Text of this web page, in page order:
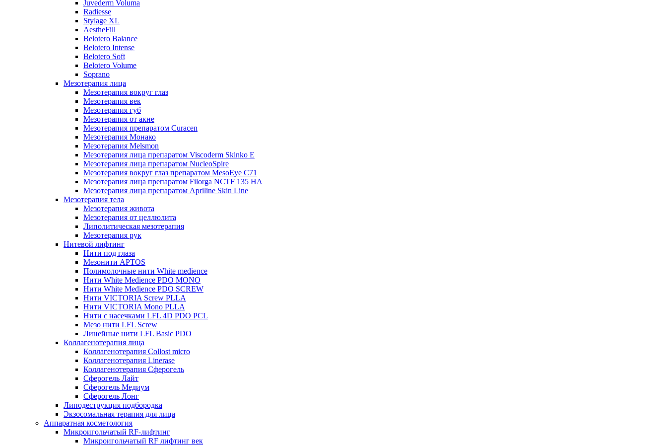
Juvederm Voluma
Radiesse
Stylage XL
AestheFill
Belotero Balance
Belotero Intense
Belotero Soft
Belotero Volume
Soprano
Мезотерапия лица
Мезотерапия вокруг глаз
Мезотерапия век
Мезотерапия губ
Мезотерапия от акне
Мезотерапия препаратом Curacen
Мезотерапия Монако
Мезотерапия Melsmon
Мезотерапия лица препаратом Viscoderm Skinko E
Мезотерапия лица препаратом NucleoSpire
Мезотерапия вокруг глаз препаратом MesoEye С71
Мезотерапия лица препаратом Filorga NCTF 135 HA
Мезотерапия лица препаратом Apriline Skin Line
Мезотерапия тела
Мезотерапия живота
Мезотерапия от целлюлита
Липолитическая мезотерапия
Мезотерапия рук
Нитевой лифтинг
Нити под глаза
Мезонити APTOS
Полимолочные нити White medience
Нити White Medience PDO MONO
Нити White Medience PDO SCREW
Нити VICTORIA Screw PLLA
Нити VICTORIA Mono PLLA
Нити с насечками LFL 4D PDO PCL
Мезо нити LFL Screw
Линейные нити LFL Basic PDO
Коллагенотерапия лица
Коллагенотерапия Collost micro
Коллагенотерапия Linerase
Коллагенотерапия Сферогель
Сферогель Лайт
Сферогель Медиум
Сферогель Лонг
Липодеструкция подбородка
Экзосомальная терапия для лица
Аппаратная косметология
Микроигольчатый RF-лифтинг
Микроигольчатый RF лифтинг век